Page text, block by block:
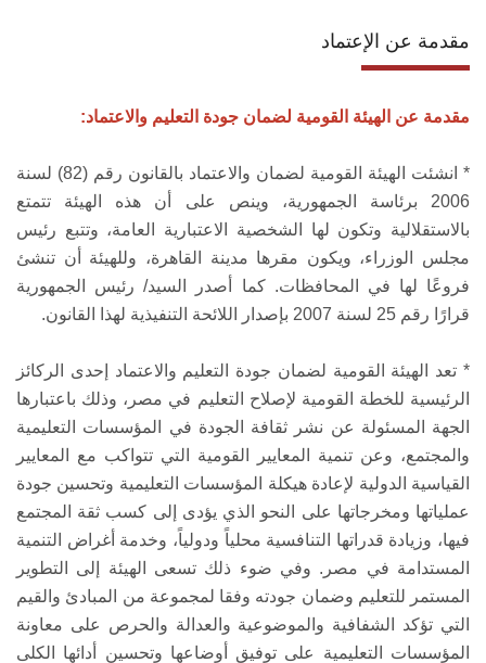
الدبلوم المهني
تسجيل الدورات
اتصل بنا
مقدمة عن الإعتماد
مقدمة عن الهيئة القومية لضمان جودة التعليم والاعتماد:
* انشئت الهيئة القومية لضمان والاعتماد بالقانون رقم (82) لسنة
2006 برئاسة الجمهورية، وينص على أن هذه الهيئة تتمتع
بالاستقلالية وتكون لها الشخصية الاعتبارية العامة، وتتبع رئيس
مجلس الوزراء، ويكون مقرها مدينة القاهرة، وللهيئة أن تنشئ
فروعًا لها في المحافظات. كما أصدر السيد/ رئيس الجمهورية
قرارًا رقم 25 لسنة 2007 بإصدار اللائحة التنفيذية لهذا القانون.
* تعد الهيئة القومية لضمان جودة التعليم والاعتماد إحدى الركائز
الرئيسية للخطة القومية لإصلاح التعليم في مصر، وذلك باعتبارها
الجهة المسئولة عن نشر ثقافة الجودة في المؤسسات التعليمية
والمجتمع، وعن تنمية المعايير القومية التي تتواكب مع المعايير
القياسية الدولية لإعادة هيكلة المؤسسات التعليمية وتحسين جودة
عملياتها ومخرجاتها على النحو الذي يؤدى إلى كسب ثقة المجتمع
فيها، وزيادة قدراتها التنافسية محلياً ودولياً، وخدمة أغراض التنمية
المستدامة في مصر. وفي ضوء ذلك تسعى الهيئة إلى التطوير
المستمر للتعليم وضمان جودته وفقا لمجموعة من المبادئ والقيم
التي تؤكد الشفافية والموضوعية والعدالة والحرص على معاونة
المؤسسات التعليمية على توفيق أوضاعها وتحسين أدائها الكلى